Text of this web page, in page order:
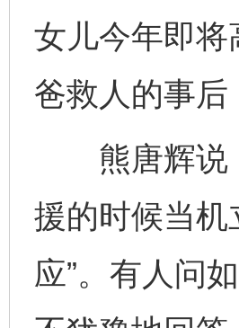
女儿今年即
爸救人的事
熊唐辉说，
援的时候当
应”。有人问